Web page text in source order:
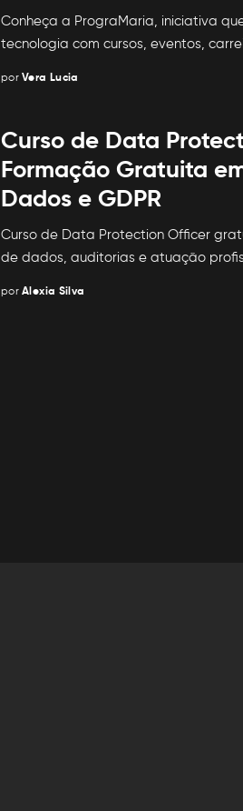
Conheça a PrograMaria, iniciativa
tecnologia com cursos, eventos,
Posted
por Vera Lucia
Curso de Data
Formação Gratuita
Dados e GDPR
Curso de Data Protection Officer
de dados, auditorias e atuação
Posted
por Alexia Silva